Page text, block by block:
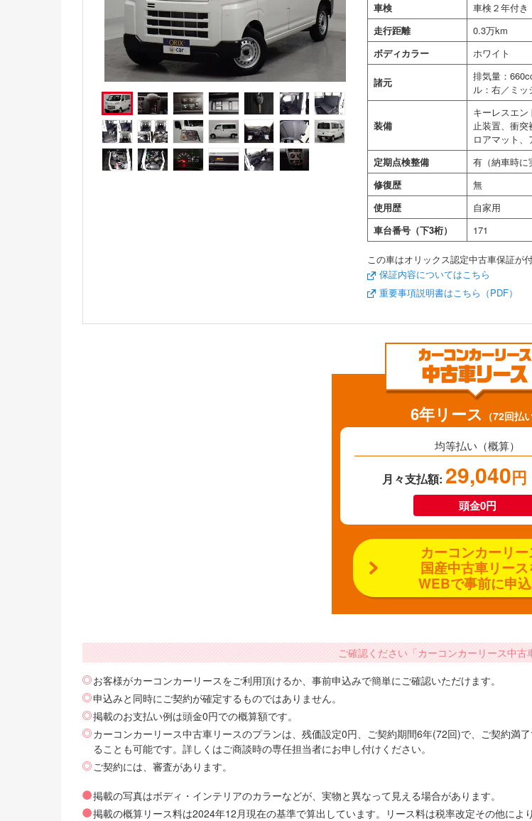
車検
車検２年付き
走行距離
0.3万km
ボディカラー
ホワイト
諸元
排気量：
ル：右／ミッ
装備
キーレスエ
止装置、衝突
ロアマット
定期点検整備
有（納車時に
修復歴
無
使用歴
自家用
車台番号（下3桁）
171
この車はオリックス認定中古車保証が付
保証内容についてはこちら
重要事項説明書はこちら（PDF）
6年リース （72回払
均等払い（概算）
月々支払額: 29,040円
頭金0円
カーコンカーリー
国産中古車リース
WEBで事前に申
ご確認ください「カーコンカーリース中古
お客様がカーコンカーリースをご利用頂けるか、事前申込みで簡単にご確認いただけます。
申込みと同時にご契約が確定するものではありません。
掲載のお支払い例は頭金0円での概算額です。
カーコンカーリース中古車リースのプランは、残価設定0円、ご契約期間6年(72回)で、ご契約満
ることも可能です。詳しくはご商談時の専任担当者にお申し付けください。
ご契約には、審査があります。
掲載の写真はボディ・インテリアのカラーなどが、実物と異なって見える場合があります。
掲載の概算リース料は2024年12月現在の基準で算出しています。リース料は税率改定その他によ